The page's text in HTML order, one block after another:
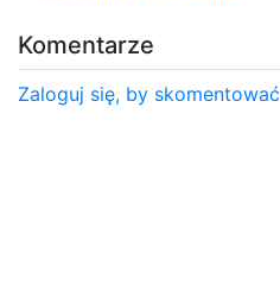
Komentarze
Zaloguj się, by skomentować